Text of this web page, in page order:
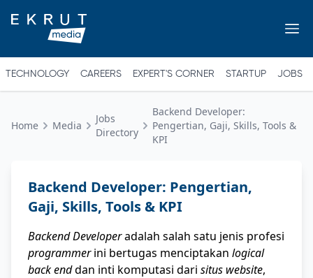
TECHNOLOGY CAREERS EXPERT'S CORNER STARTUP JOBS
Home Media
Jobs
Directory
Backend Developer:
Pengertian, Gaji, Skills, Tools &
KPI
Backend Developer: Pengertian,
Gaji, Skills, Tools & KPI
Backend Developeradalah salah satu jenis profesi
programmerini bertugas menciptakan logical
back enddan inti komputasi dari situs website,